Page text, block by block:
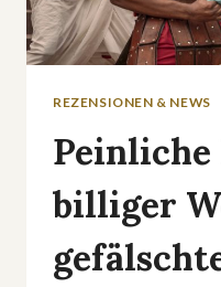
REZENSIONEN & NEWS
Peinliche
billiger